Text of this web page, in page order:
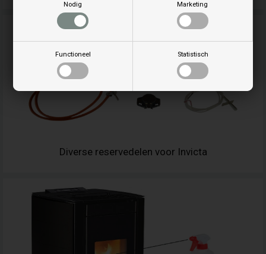
Nodig Marketing
Functioneel Statistisch
Diverse reservedelen voor Invicta